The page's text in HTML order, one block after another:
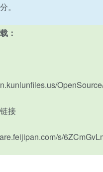
。
：
接
s/